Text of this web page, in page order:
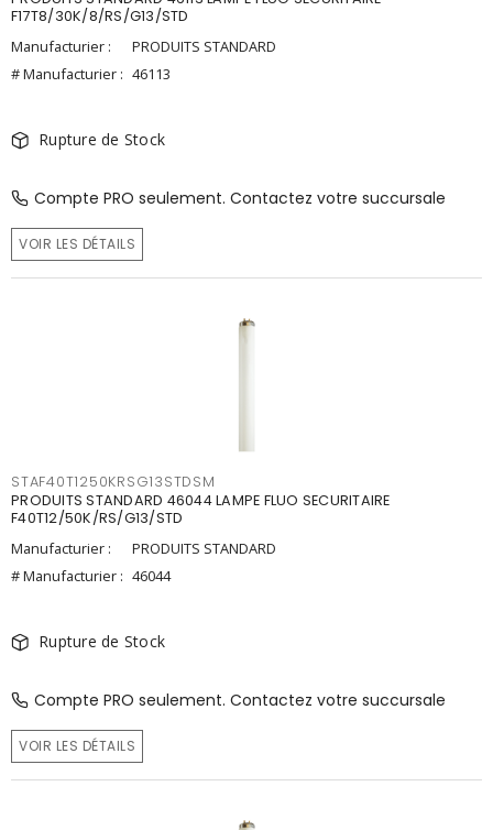
F17T8/30K/8/RS/G13/STD
Manufacturier :
PRODUITS STANDARD
# Manufacturier : 46113
Rupture de Stock
Compte PRO seulement. Contactez votre succursale
VOIR LES DÉTAILS
STAF40T1250KRSG13STDSM
PRODUITS STANDARD 46044 LAMPE FLUO SECURITAIRE
F40T12/50K/RS/G13/STD
Manufacturier :
PRODUITS STANDARD
# Manufacturier : 46044
Rupture de Stock
Compte PRO seulement. Contactez votre succursale
VOIR LES DÉTAILS